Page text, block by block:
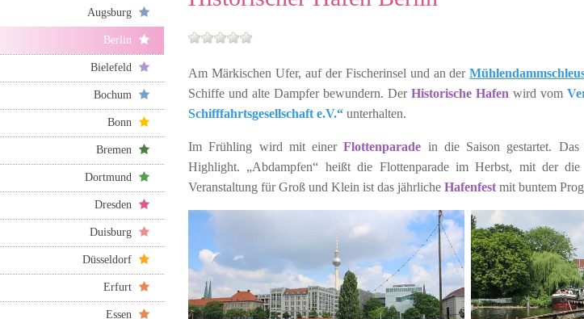
Augsburg
Berlin
Bielefeld
Bochum
Bonn
Bremen
Dortmund
Dresden
Duisburg
Düsseldorf
Erfurt
Essen
Am Märkischen Ufer, auf der Fischerinsel und an der
Schiffe und alte Dampfer bewundern. Der Historische Hafen wird vom
Schifffahrtsgesellschaft e.V.“ unterhalten.
Im Frühling wird mit einerFlottenparade in die Saison gestartet.
Highlight. „Abdampfen“ heißt die Flottenparade im Herbst, mit der
Veranstaltung für Groß und Klein ist das jährliche Hafenfest mit buntem